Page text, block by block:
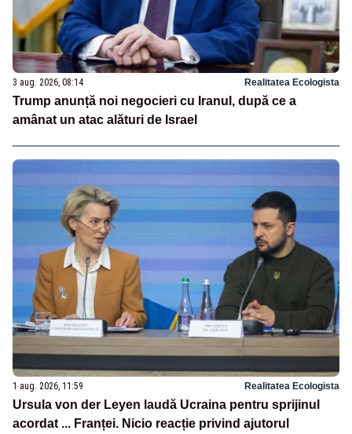
3 aug. 2026, 08:14 Realitatea Ecologista
Trump anunță noi negocieri cu Iranul, după ce a
amânat un atac alături de Israel
1 aug. 2026, 11:59 Realitatea Ecologista
Ursula von der Leyen laudă Ucraina pentru sprijinul
acordat ... Franței. Nicio reacție privind ajutorul